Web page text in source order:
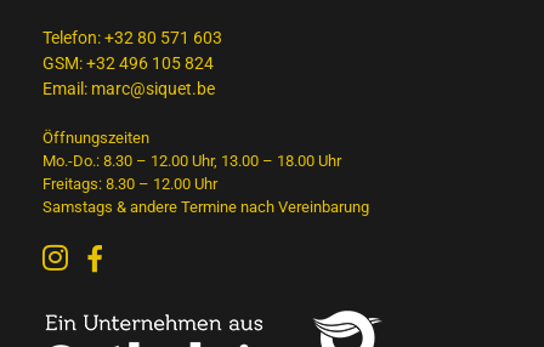
Telefon:+32 80 571 603
GSM:+32 496 105 824
Email: marc@siquet.be
Öffnungszeiten
Mo.-Do.: 8.30 – 12.00 Uhr, 13.00 – 18.00 Uhr
Freitags: 8.30 – 12.00 Uhr
Samstags & andere Termine nach Vereinbarung